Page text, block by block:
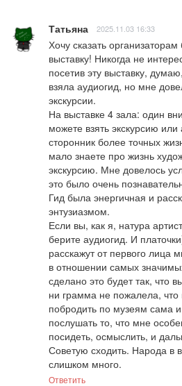
Татьяна 2025.11.03 16:33
Хочу сказать
выставку! Никогда не
посетив эту выставку,
взяла аудиогид, но мне
экскурсии.
На выставке 4 зала: один
можете взять экскурсию
сторонник более точных
мало знаете про жизнь
экскурсию. Мне довелось
это было очень
Гид была энергичная и
энтузиазмом.
Если вы, как я, натура
берите аудиогид. И
расскажут от первого лица
в отношении самых
сделано это будет так, что
ни грамма не пожалела,
побродить по музеям сама
послушать то, что мне
посидеть, осмыслить, и
Советую сходить. Народа в
слишком много.
Ответить